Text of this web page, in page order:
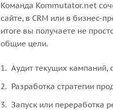
Команда Kommutator.net
сайте, в CRM или в бизнес-
итоге вы получаете не
общие цели.
Аудит текущих кампаний,
Разработка стратегии
Запуск или переработка